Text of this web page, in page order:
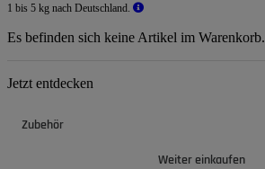
1 bis 5 kg nach Deutschland.
Es befinden sich keine Artikel im Warenkorb.
Jetzt entdecken
Zubehör
Weiter einkaufen